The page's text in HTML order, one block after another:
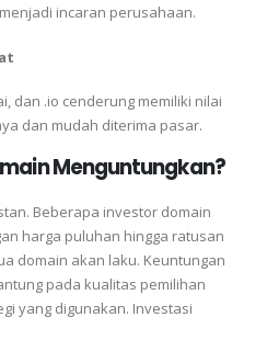
incaran perusahaan.
dan .io cenderung memiliki nilai
dan mudah diterima pasar.
Menguntungkan?
Beberapa investor domain
harga puluhan hingga ratusan
domain akan laku. Keuntungan
pada kualitas pemilihan
yang digunakan. Investasi